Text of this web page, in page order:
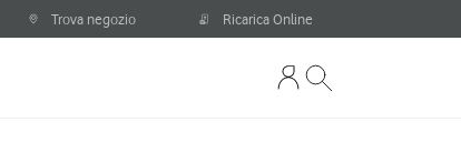
Trova negozio Ricarica Online